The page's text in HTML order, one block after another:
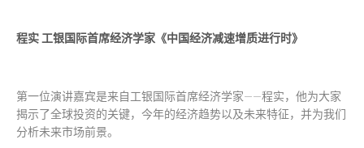
程实 工银国际首席经济学家《中国经济减速增质进行时》
第一位演讲嘉宾是来自工银国际首席经济学家——程实，他为大家
揭示了全球投资的关键，今年的经济趋势以及未来特征，并为我们
分析未来市场前景。